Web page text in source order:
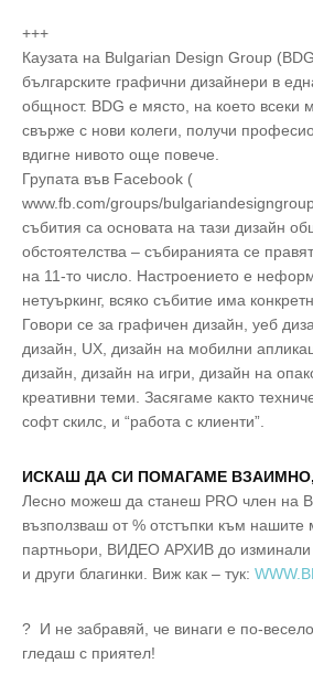
+++
Каузата на Bulgarian Design Group
българските графични дизайнери в
общност. BDG е място, на което всеки
свърже с нови колеги, получи
вдигне нивото още повече.
Групата във Facebook (
www.fb.com/groups/
събития са основaта на тази дизайн
обстоятелства – събиранията се
на 11-то число. Настроението е
нетуъркинг, всяко събитие има
Говори се за графичен дизайн, уеб
дизайн, UX, дизайн на мобилни
дизайн, дизайн на игри, дизайн на
креативни теми. Засягаме както
софт скилс, и “работа с клиенти”.
ИСКАШ ДА СИ ПОМАГАМЕ
Лесно можеш да станеш PRO член на
възползваш от % отстъпки към нашите
партньори, ВИДЕО АРХИВ до изминали
и други благинки. Виж как – тук:
? И не забравяй, че винаги е по-
гледаш с приятел!